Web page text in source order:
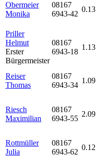
Obermeier
Monika
08167
6943-42
0.13
Priller
Helmut
Erster
Bürgermeister
08167
6943-18
1.13
Reiser
Thomas
08167
6943-34
1.09
Riesch
Maximilian
08167
6943-55
2.09
Rottmüller
Julia
08167
6943-62
0.12